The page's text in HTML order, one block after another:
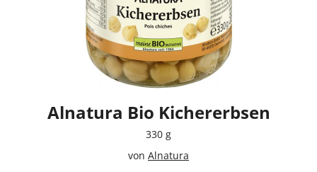
Alnatura Bio Kichererbsen
330 g
von Alnatura